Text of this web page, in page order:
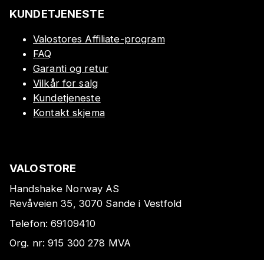
KUNDETJENESTE
Valostores Affiliate-program
FAQ
Garanti og retur
Vilkår for salg
Kundetjeneste
Kontakt skjema
VALOSTORE
Handshake Norway AS
Revåveien 35, 3070 Sande i Vestfold
Telefon:69109410
Org. nr:915 300 278 MVA